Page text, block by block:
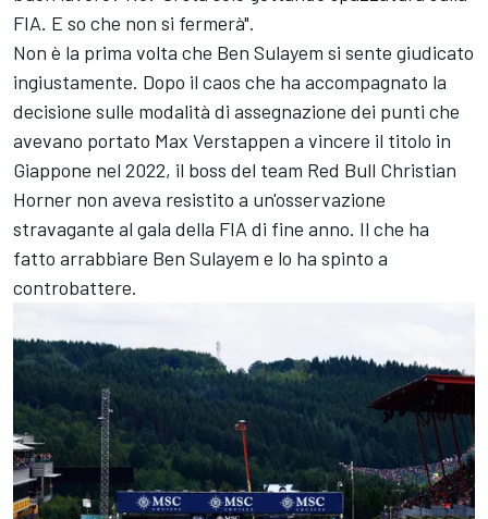
FIA. E so che non si fermerà".
Non è la prima volta che Ben Sulayem si sente giudicato
ingiustamente. Dopo il caos che ha accompagnato la
decisione sulle modalità di assegnazione dei punti che
avevano portato Max Verstappen a vincere il titolo in
Giappone nel 2022, il boss del team Red Bull Christian
Horner non aveva resistito a un'osservazione
stravagante al gala della FIA di fine anno. Il che ha
fatto arrabbiare Ben Sulayem e lo ha spinto a
controbattere.